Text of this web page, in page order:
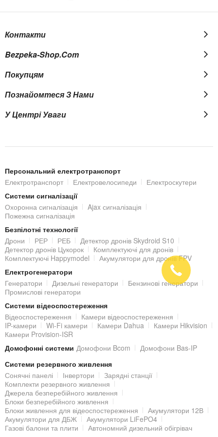
Контакти
Bezpeka-Shop.com
Покупцям
Познайомтеся З Нами
У Центрі Уваги
Персональний електротранспорт
Електротранспорт
Електровелосипеди
Електроскутери
Системи сигналізації
Охоронна сигналізація
Ajax сигналізація
Пожежна сигналізація
Безпілотні технології
Дрони
РЕР РЕБ
Детектор дронів Skydroid S10
Детектор дронів Цукорок
Комплектуючі для дронів
Комплектуючі Happymodel
Акумулятори для дронів FPV
Електрогенератори
Генератори
Дизельні генератори
Бензинові генератори
Промислові генератори
Системи відеоспостереження
Відеоспостереження
Камери відеоспостереження
IP-камери
Wi-Fi камери Камери Dahua
Камери Hikvision
Камери Provision-ISR
Домофонні системи Домофони Bcom
Домофони Bas-IP
Системи резервного живлення
Сонячні панелі
Інвертори
Зарядні станції
Комплекти резервного живлення
Джерела безперебійного живлення
Блоки безперебійного живлення
Блоки живлення для відеоспостереження
Акумулятори 12В
Акумулятори для ДБЖ
Акумулятори LiFePO4
Газові балони та плити
Автономний дизельний обігрівач